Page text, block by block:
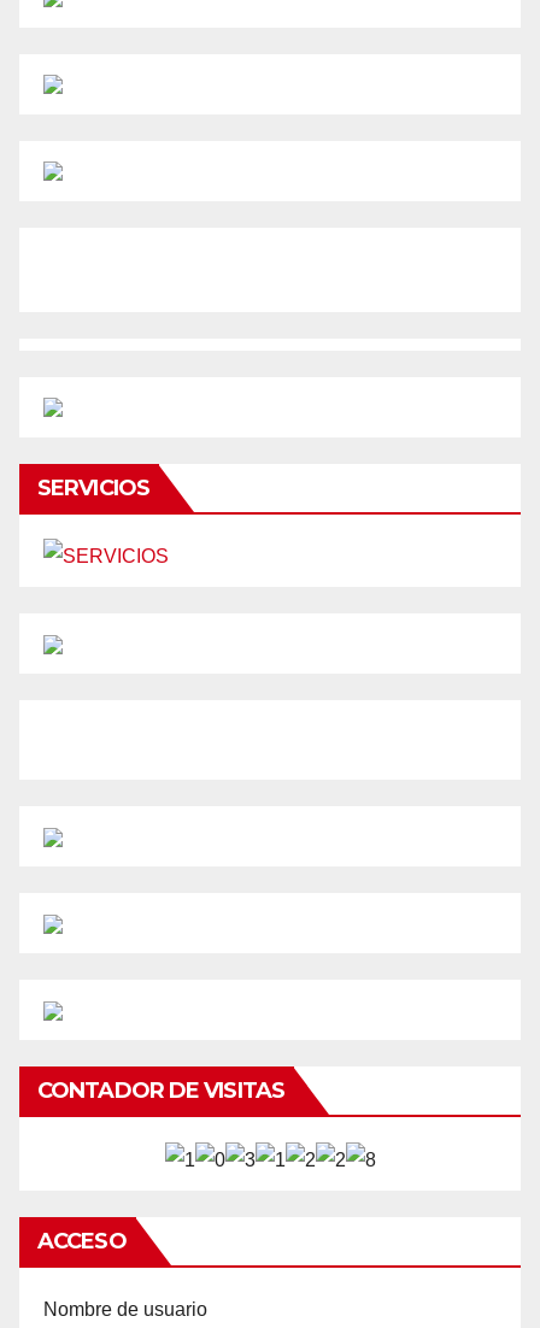
SERVICIOS
CONTADOR DE VISITAS
ACCESO
Nombre de usuario